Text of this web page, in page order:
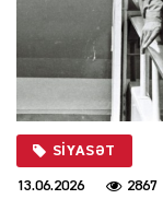
SIYASƏT
13.06.2026 2867